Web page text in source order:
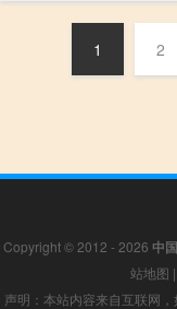
1 2
Copyright © 2012 - 2026 中
站地图 |
声明：本站内容来自互联网